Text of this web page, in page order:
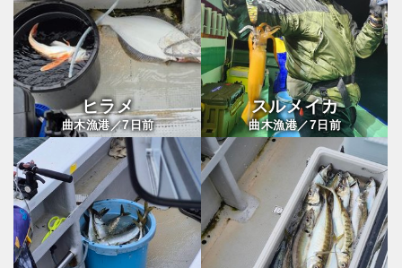
ヒラメ
曲木漁港／7日前
スルメイカ
曲木漁港／7日前